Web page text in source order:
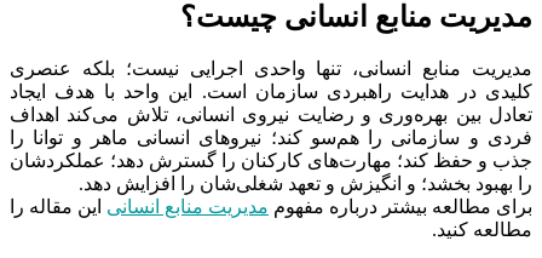
مدیریت منابع انسانی چیست؟
مدیریت منابع انسانی، تنها واحدی اجرایی نیست؛ بلکه عنصری
کلیدی در هدایت راهبردی سازمان است. این واحد با هدف ایجاد
تعادل بین بهره‌وری و رضایت نیروی انسانی، تلاش می‌کند اهداف
فردی و سازمانی را هم‌سو کند؛ نیروهای انسانی ماهر و توانا را
جذب و حفظ کند؛ مهارت‌های کارکنان را گسترش دهد؛ عملکرد‌شان
را بهبود بخشد؛ و انگیزش و تعهد شغلی‌شان را افزایش دهد.
برای مطالعه بیشتر درباره مفهوم مدیریت منابع انسانی این مقاله را
مطالعه کنید.